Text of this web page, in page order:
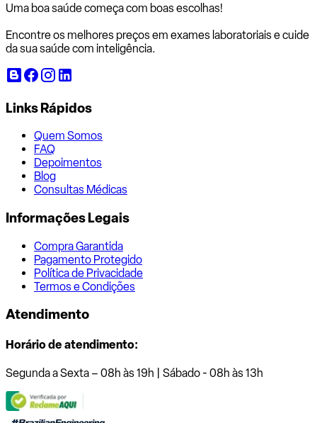
Uma boa saúde começa com boas escolhas!
Encontre os melhores preços em exames laboratoriais e cuide
da sua saúde com inteligência.
Links Rápidos
Quem Somos
FAQ
Depoimentos
Blog
Consultas Médicas
Informações Legais
Compra Garantida
Pagamento Protegido
Política de Privacidade
Termos e Condições
Atendimento
Horário de atendimento:
Segunda a Sexta – 08h às 19h | Sábado - 08h às 13h